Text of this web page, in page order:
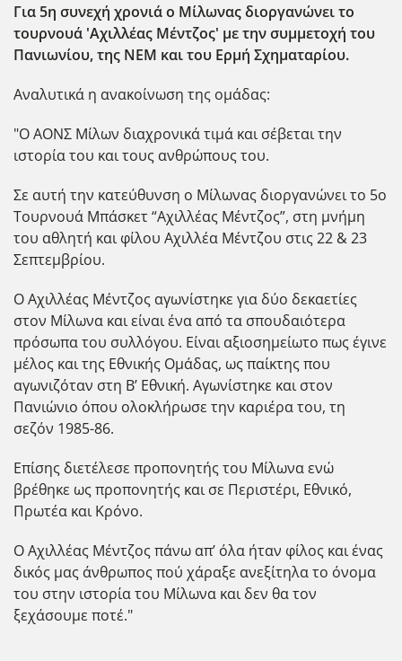
Για 5η συνεχή χρονιά ο Μίλωνας διοργανώνει το
τουρνουά 'Αχιλλέας Μέντζος' με την συμμετοχή του
Πανιωνίου, της ΝΕΜ και του Ερμή Σχηματαρίου.
Αναλυτικά η ανακοίνωση της ομάδας:
"Ο ΑΟΝΣ Μίλων διαχρονικά τιμά και σέβεται την
ιστορία του και τους ανθρώπους του.
Σε αυτή την κατεύθυνση ο Μίλωνας διοργανώνει το 5ο
Τουρνουά Μπάσκετ “Αχιλλέας Μέντζος”, στη μνήμη
του αθλητή και φίλου Αχιλλέα Μέντζου στις 22 & 23
Σεπτεμβρίου.
Ο Αχιλλέας Μέντζος αγωνίστηκε για δύο δεκαετίες
στον Μίλωνα και είναι ένα από τα σπουδαιότερα
πρόσωπα του συλλόγου. Είναι αξιοσημείωτο πως έγινε
μέλος και της Εθνικής Ομάδας, ως παίκτης που
αγωνιζόταν στη Β’ Εθνική. Αγωνίστηκε και στον
Πανιώνιο όπου ολοκλήρωσε την καριέρα του, τη
σεζόν 1985-86.
Επίσης διετέλεσε προπονητής του Μίλωνα ενώ
βρέθηκε ως προπονητής και σε Περιστέρι, Εθνικό,
Πρωτέα και Κρόνο.
Ο Αχιλλέας Μέντζος πάνω απ’ όλα ήταν φίλος και ένας
δικός μας άνθρωπος πού χάραξε ανεξίτηλα το όνομα
του στην ιστορία του Μίλωνα και δεν θα τον
ξεχάσουμε ποτέ."